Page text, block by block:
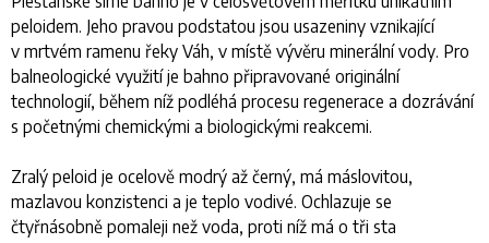
peloidem. Jeho pravou podstatou jsou usazeniny vznikající
v mrtvém ramenu řeky Váh, v místě vývěru minerální vody. Pro
balneologické využití je bahno připravované originální
technologií, během níž podléhá procesu regenerace a dozrávání
s početnými chemickými a biologickými reakcemi.
Zralý peloid je ocelově modrý až černý, má máslovitou,
mazlavou konzistenci a je teplo vodivé. Ochlazuje se
čtyřnásobně pomaleji než voda, proti níž má o tři sta